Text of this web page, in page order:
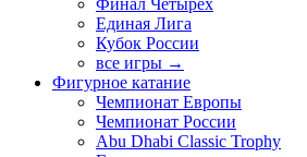
Финал Четырех
Единая Лига
Кубок России
все игры →
Фигурное катание
Чемпионат Европы
Чемпионат России
Abu Dhabi Classic Trophy